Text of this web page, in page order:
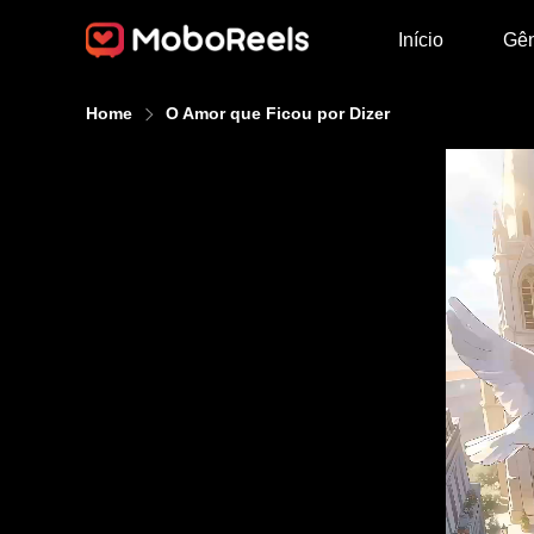
Início
Home O Amor que Ficou por Dizer